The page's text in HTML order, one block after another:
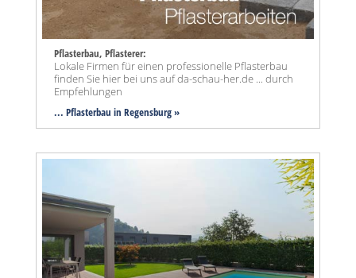
Pflasterbau, Pflasterer:
Lokale Firmen für einen professionelle Pflasterbau
finden Sie hier bei uns auf da-schau-her.de ... durch
Empfehlungen
... Pflasterbau in Regensburg »